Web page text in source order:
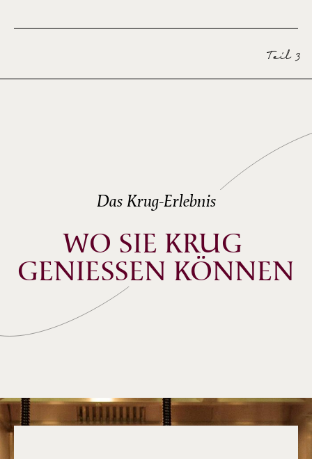
Teil 3
Das Krug-Erlebnis
WO SIE KRUG
GENIESSEN KÖNNEN